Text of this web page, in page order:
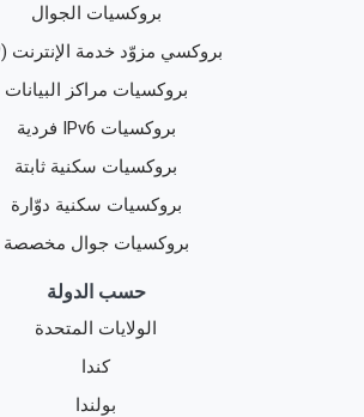
بروكسيات الجوال
بروكسي مزوّد خدمة الإنترنت (ISP)
بروكسيات مراكز البيانات
بروكسيات IPv6 فردية
بروكسيات سكنية ثابتة
بروكسيات سكنية دوّارة
بروكسيات جوال مخصصة
حسب الدولة
الولايات المتحدة
كندا
بولندا